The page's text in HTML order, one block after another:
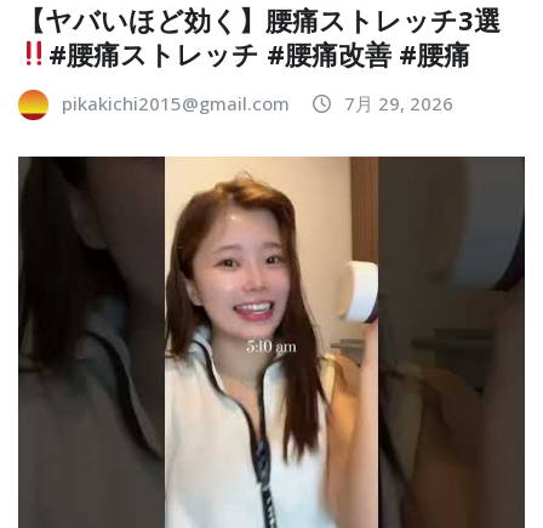
【ヤバいほど効く】腰痛ストレッチ3選
#腰痛ストレッチ #腰痛改善 #腰痛
pikakichi2015@gmail.com 7月 29, 2026